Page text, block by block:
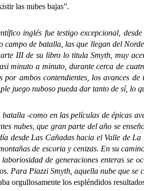
las nubes bajas”.
fue testigo excepcional, desde la
campo de batalla, las que llegan del
III de su libro lo titula Smyth, muy
minuto a minuto, durante cerca de
por ambos contendientes, los avances
juego nuboso pueda dar tanto de sí, lo
-como en las películas de épicas
nubes, que gran parte del año se
desde Las Cañadas hacia el Valle de
de escoria y cenizas. En su
de generaciones enteras se
Para Piazzi Smyth, aquella nube que
orgullosamente los espléndidos